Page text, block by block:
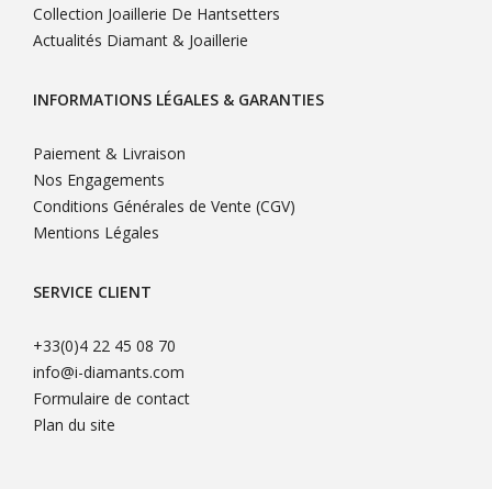
Collection Joaillerie De Hantsetters
Actualités Diamant & Joaillerie
INFORMATIONS LÉGALES & GARANTIES
Paiement & Livraison
Nos Engagements
Conditions Générales de Vente (CGV)
Mentions Légales
SERVICE CLIENT
+33(0)4 22 45 08 70
info@i-diamants.com
Formulaire de contact
Plan du site